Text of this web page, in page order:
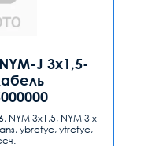
J 3x1,5-
NYM 3х1,5, NYM 3 х
ybrcfyc, ytrcfyc,